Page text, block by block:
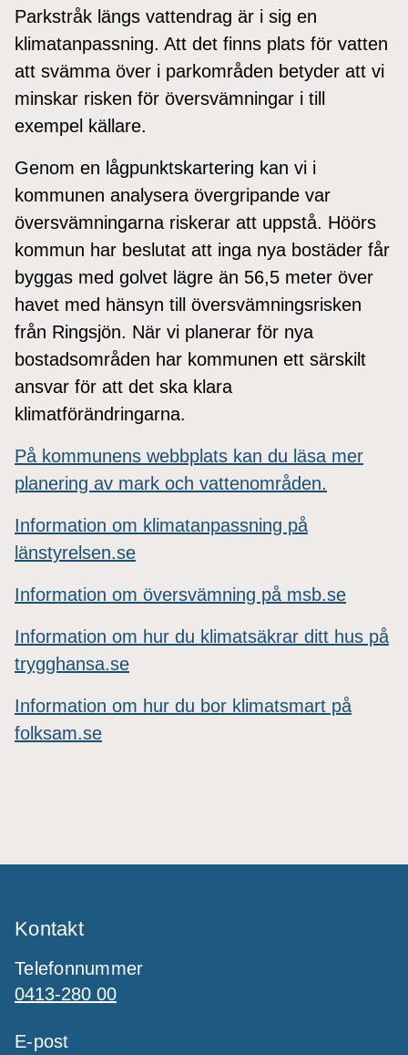
Parkstråk längs vattendrag är i sig en
klimatanpassning. Att det finns plats för vatten
att svämma över i parkområden betyder att vi
minskar risken för översvämningar i till
exempel källare.
Genom en lågpunktskartering kan vi i
kommunen analysera övergripande var
översvämningarna riskerar att uppstå. Höörs
kommun har beslutat att inga nya bostäder får
byggas med golvet lägre än 56,5 meter över
havet med hänsyn till översvämningsrisken
från Ringsjön. När vi planerar för nya
bostadsområden har kommunen ett särskilt
ansvar för att det ska klara
klimatförändringarna.
På kommunens webbplats kan du läsa mer
planering av mark och vattenområden.
Information om klimatanpassning på
länstyrelsen.se
Information om översvämning på msb.se
Information om hur du klimatsäkrar ditt hus på
trygghansa.se
Information om hur du bor klimatsmart på
folksam.se
Kontakt
Telefonnummer
0413-280 00
E-post